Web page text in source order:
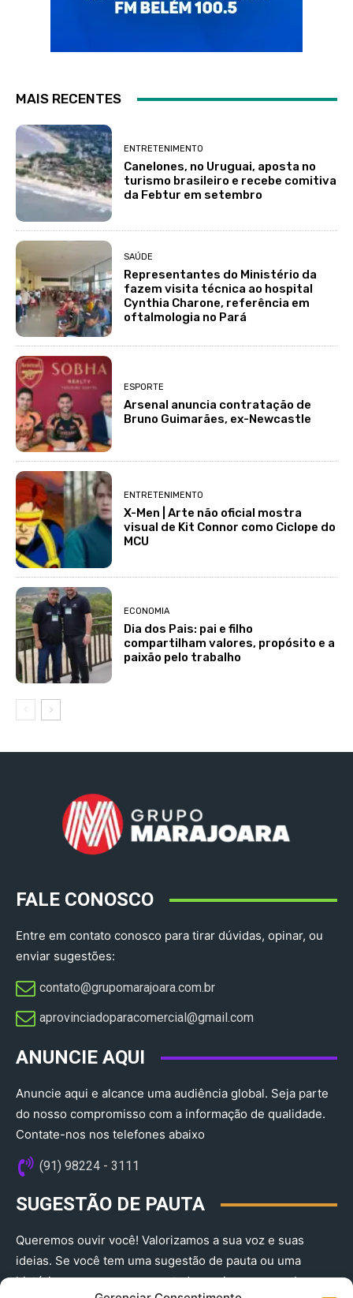
MAIS RECENTES
ENTRETENIMENTO
Canelones, no Uruguai, aposta no
turismo brasileiro e recebe comitiva
da Febtur em setembro
SAÚDE
Representantes do Ministério da
fazem visita técnica ao hospital
Cynthia Charone, referência em
oftalmologia no Pará
ESPORTE
Arsenal anuncia contratação de
Bruno Guimarães, ex-Newcastle
ENTRETENIMENTO
X-Men | Arte não oficial mostra
visual de Kit Connor como Ciclope do
MCU
ECONOMIA
Dia dos Pais: pai e filho
compartilham valores, propósito e a
paixão pelo trabalho
FALE CONOSCO
Entre em contato conosco para tirar dúvidas, opinar, ou
enviar sugestões:
contato@grupomarajoara.com.br
aprovinciadoparacomercial@gmail.com​
ANUNCIE AQUI
Anuncie aqui e alcance uma audiência global. Seja parte
do nosso compromisso com a informação de qualidade.
Contate-nos nos telefones abaixo
(91) 98224 - 3111
SUGESTÃO DE PAUTA
Queremos ouvir você! Valorizamos a sua voz e suas
ideias. Se você tem uma sugestão de pauta ou uma
história que merece ser contada, envie-nos agora!